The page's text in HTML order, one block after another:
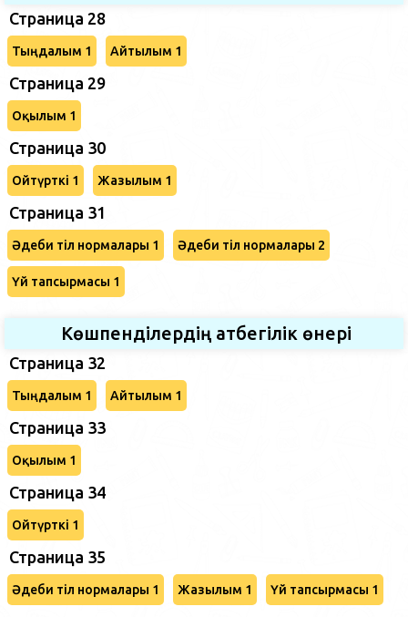
Страница 28
Тыңдалым 1 Айтылым 1
Страница 29
Оқылым 1
Страница 30
Ойтүрткі 1 Жазылым 1
Страница 31
Әдеби тіл нормалары 1 Әдеби тіл нормалары 2
Үй тапсырмасы 1
Көшпенділердің атбегілік өнері
Страница 32
Тыңдалым 1 Айтылым 1
Страница 33
Оқылым 1
Страница 34
Ойтүрткі 1
Страница 35
Әдеби тіл нормалары 1 Жазылым 1 Үй тапсырмасы 1